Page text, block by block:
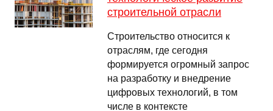
строительной отрасли
Строительство относится к
отраслям, где сегодня
формируется огромный запрос
на разработку и внедрение
цифровых технологий, в том
числе в контексте